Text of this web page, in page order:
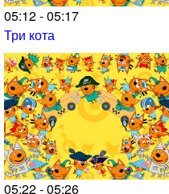
05:12 - 05:17
Три кота
05:22 - 05:26